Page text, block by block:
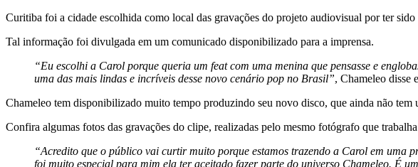
Curitiba foi a cidade escolhida como local das gravações do projeto audiovisual por ter
Tal informação foi divulgada em um comunicado disponibilizado para a imprensa.
“Eu escolhi a Carol porque queria um feat com uma menina que pensasse e
uma das mais lindas e incríveis desse novo cenário pop no Brasil”, Chameleo disse
Chameleo tem disponibilizado muito tempo produzindo seu novo disco, que ainda não
Confira algumas fotos das gravações do clipe, realizadas pelo mesmo fotógrafo que
“Acredito que o público vai curtir muito porque estamos trazendo a Carol em uma
foi muito especial para mim ela ter aceitado fazer parte do universo Chameleo. É